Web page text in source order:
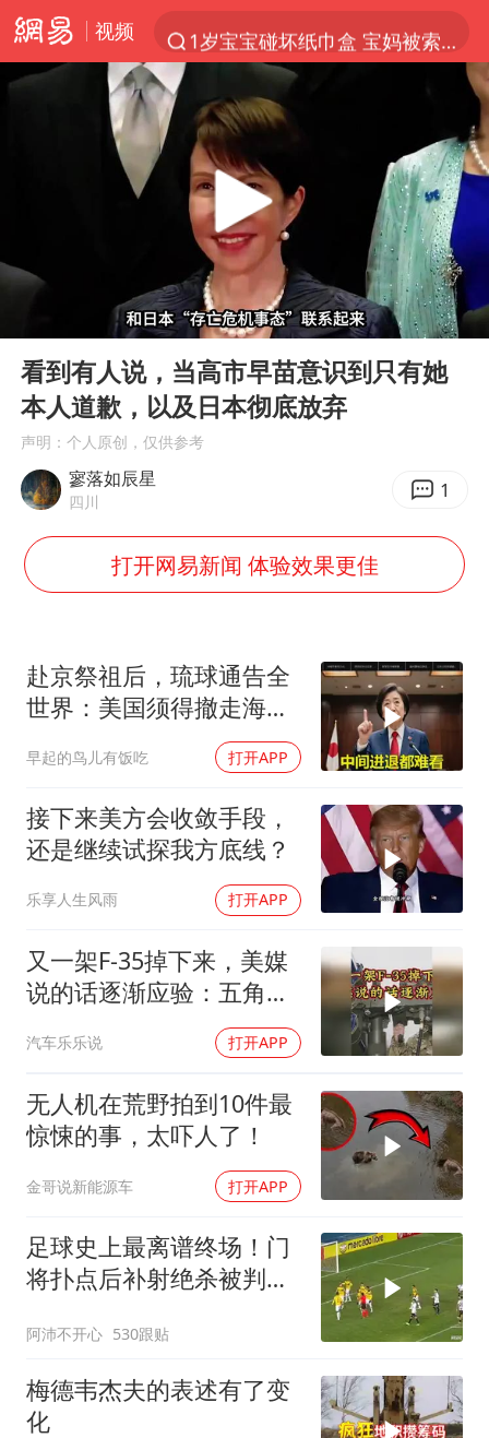
视频
Meta被判支付5.67亿美元
台风白海豚逼近 暴雨大暴雨来袭
47岁妈妈突然产女 26岁女儿：很震惊
阿根廷足协发文力挺因凡蒂诺
中国稀土盘中涨停
A股开盘：民爆、CPO等概念走强
日本广岛民众举行游行反对政府行径
21楼高空抛物嫌疑人被拘留
日韩股市高开跳水 SK海力士下挫转跌
台风白海豚最新路径研判来了
我国编制完成新版全月地质图
“深圳地面沉降致车辆损坏”不实
奋进开新局 实干挑大梁
Play
05:58
看到有人说，当高市早苗意识到只有她
本人道歉，以及日本彻底放弃
声明：个人原创，仅供参考
寥落如辰星
四川 1
打开网易新闻 体验效果更佳
赴京祭祖后，琉球通告全
世界：美国须得撤走海马
早起的鸟儿有饭吃 打开APP
接下来美方会收敛手段，
还是继续试探我方底线？
乐享人生风雨 打开APP
又一架F-35掉下来，美媒
说的话逐渐应验：五角大
汽车乐乐说 打开APP
无人机在荒野拍到10件最
惊悚的事，太吓人了！
金哥说新能源车 打开APP
足球史上最离谱终场！门
将扑点后补射绝杀被判无
阿沛不开心 530跟贴
梅德韦杰夫的表述有了变
化